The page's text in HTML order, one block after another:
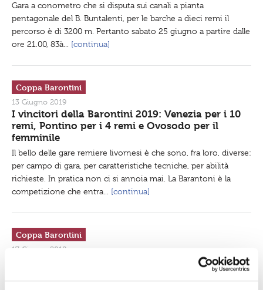
Gara a conometro che si disputa sui canali a pianta
pentagonale del B. Buntalenti, per le barche a dieci remi il
percorso è di 3200 m. Pertanto sabato 25 giugno a partire dalle
ore 21.00, 83à... [continua]
Coppa Barontini
13 Giugno 2019
I vincitori della Barontini 2019: Venezia per i 10
remi, Pontino per i 4 remi e Ovosodo per il
femminile
Il bello delle gare remiere livornesi è che sono, fra loro, diverse:
per campo di gara, per caratteristiche tecniche, per abilità
richieste. In pratica non ci si annoia mai. La Barantoni è la
competizione che entra... [continua]
Coppa Barontini
17 Giugno 2018
Il Borgo delle meraviglie conquista la prima